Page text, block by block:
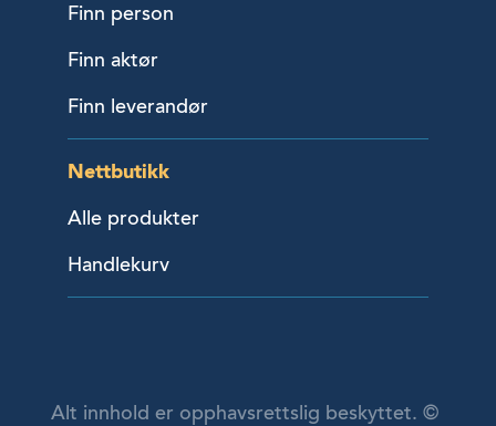
Finn person
Finn aktør
Finn leverandør
Nettbutikk
Alle produkter
Handlekurv
Alt innhold er opphavsrettslig beskyttet. ©